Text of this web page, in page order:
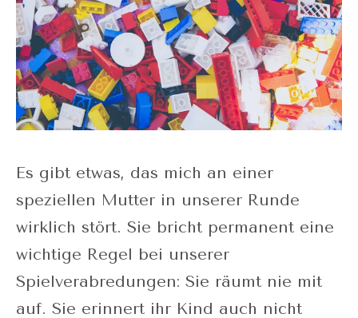
Es gibt etwas, das mich an einer
speziellen Mutter in unserer Runde
wirklich stört. Sie bricht permanent eine
wichtige Regel bei unserer
Spielverabredungen: Sie räumt nie mit
auf. Sie erinnert ihr Kind auch nicht